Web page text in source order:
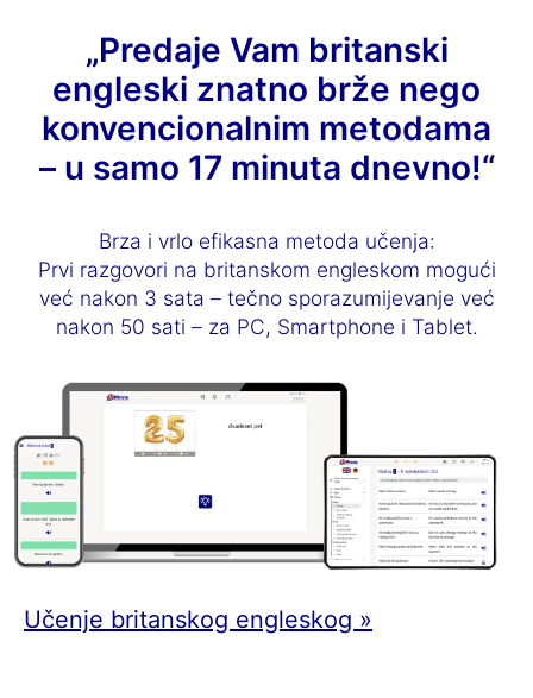
„Predaje Vam britanski
engleski znatno brže nego
konvencionalnim metodama
– u samo 17 minuta dnevno!“
Brza i vrlo efikasna metoda učenja:
Prvi razgovori na britanskom engleskom mogući
već nakon 3 sata – tečno sporazumijevanje već
nakon 50 sati – za PC, Smartphone i Tablet.
Učenje britanskog engleskog »